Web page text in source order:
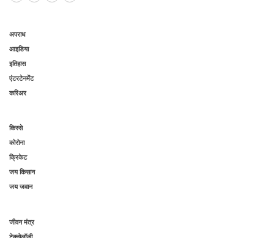
अपराध
आइडिया
इतिहास
एंटरटेनमेंट
करिअर
किस्से
कोरोना
क्रिकेट
जय किसान
जय जवान
जीवन मंत्र